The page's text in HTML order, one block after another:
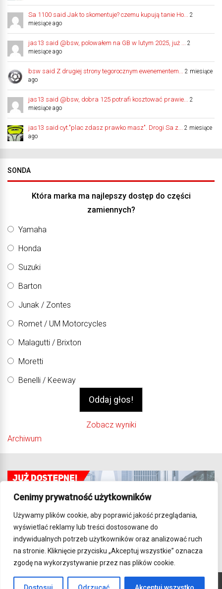
Cenimy prywatność użytkowników
Używamy plików cookie, aby poprawić jakość przeglądania,
wyświetlać reklamy lub treści dostosowane do
indywidualnych potrzeb użytkowników oraz analizować ruch
na stronie. Kliknięcie przycisku „Akceptuj wszystkie” oznacza
zgodę na wykorzystywanie przez nas plików cookie.
Sa 1100 said Jak to skomentuje? czemu kupują tanie Ho...
2
miesiące ago
jas13 said @bsw, polowałem na GB w lutym 2025, już ...
2
miesiące ago
bsw said Z drugiej strony tegorocznym ewenementem...
2 miesiące
ago
jas13 said @bsw, dobra 125 potrafi kosztować prawie...
2
miesiące ago
jas13 said cyt."plac zdasz prawko masz". Drogi Sa z...
2 miesiące
ago
SONDA
Która marka ma najlepszy dostęp do części
zamiennych?
Yamaha
Honda
Suzuki
Barton
Junak / Zontes
Romet / UM Motorcycles
Malagutti / Brixton
Moretti
Benelli / Keeway
Zobacz wyniki
Archiwum